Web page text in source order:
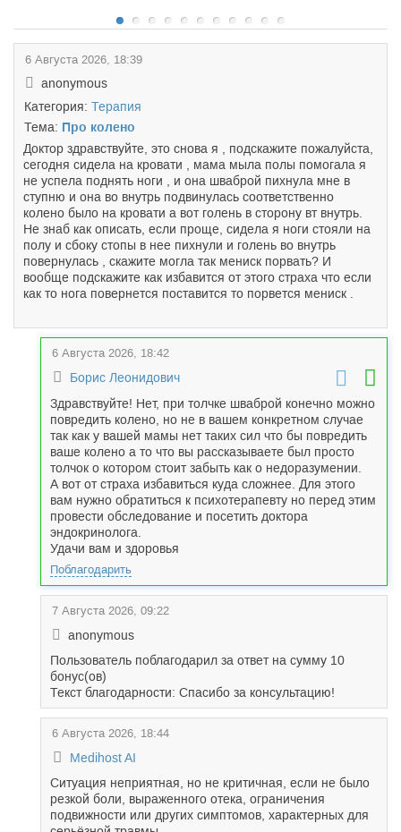
6 Августа 2026, 18:39
anonymous
Категория: Терапия
Тема: Про колено
Доктор здравствуйте, это снова я , подскажите пожалуйста,
сегодня сидела на кровати , мама мыла полы помогала я
не успела поднять ноги , и она шваброй пихнула мне в
ступню и она во внутрь подвинулась соответственно
колено было на кровати а вот голень в сторону вт внутрь.
Не знаб как описать, если проще, сидела я ноги стояли на
полу и сбоку стопы в нее пихнули и голень во внутрь
повернулась , скажите могла так мениск порвать? И
вообще подскажите как избавится от этого страха что если
как то нога повернется поставится то порвется мениск .
6 Августа 2026, 18:42
Борис Леонидович
Здравствуйте! Нет, при толчке шваброй конечно можно
повредить колено, но не в вашем конкретном случае
так как у вашей мамы нет таких сил что бы повредить
ваше колено а то что вы рассказываете был просто
толчок о котором стоит забыть как о недоразумении.
А вот от страха избавиться куда сложнее. Для этого
вам нужно обратиться к психотерапевту но перед этим
провести обследование и посетить доктора
эндокринолога.
Удачи вам и здоровья
Поблагодарить
7 Августа 2026, 09:22
anonymous
Пользователь поблагодарил за ответ на сумму 10
бонус(ов)
Текст благодарности: Спасибо за консультацию!
6 Августа 2026, 18:44
Medihost AI
Ситуация неприятная, но не критичная, если не было
резкой боли, выраженного отека, ограничения
подвижности или других симптомов, характерных для